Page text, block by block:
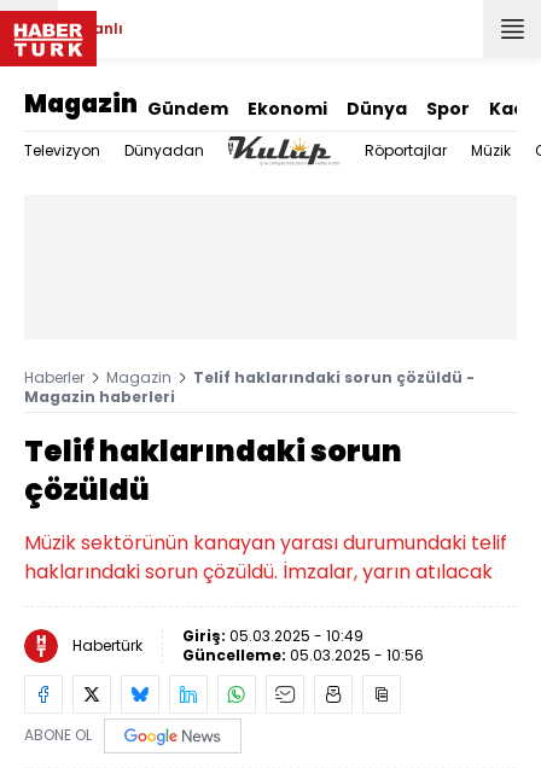
Canlı
Magazin Gündem Ekonomi Dünya Spor
Televizyon Dünyadan Röportajlar Müzik
Haberler Magazin
Telif haklarındaki sorun çözüldü -
Magazin haberleri
Telif haklarındaki sorun
çözüldü
Müzik sektörünün kanayan yarası durumundaki telif
haklarındaki sorun çözüldü. İmzalar, yarın atılacak
Habertürk Giriş: 05.03.2025 - 10:49
Güncelleme: 05.03.2025 - 10:56
ABONE OL